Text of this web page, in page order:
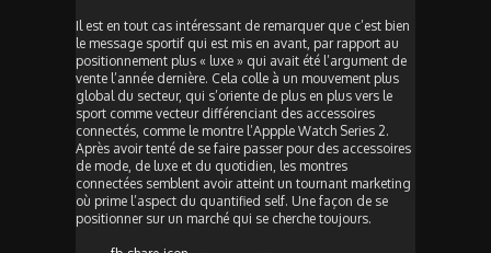
Il est en tout cas intéressant de remarquer que c’est bien
le message sportif qui est mis en avant, par rapport au
positionnement plus « luxe » qui avait été l’argument de
vente l’année dernière. Cela colle à un mouvement plus
global du secteur, qui s’oriente de plus en plus vers le
sport comme vecteur différenciant des accessoires
connectés, comme le montre l’Appple Watch Series 2.
Après avoir tenté de se faire passer pour des accessoires
de mode, de luxe et du quotidien, les montres
connectées semblent avoir atteint un tournant marketing
où prime l’aspect du quantified self. Une façon de se
positionner sur un marché qui se cherche toujours.